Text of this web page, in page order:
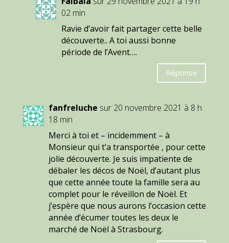
02 min
Ravie d’avoir fait partager cette belle
découverte.. A toi aussi bonne
période de l’Avent….
Réponse
fanfreluche sur 20 novembre 2021 à 8 h
18 min
Merci à toi et – incidemment – à
Monsieur qui t’a transportée , pour cette
jolie découverte. Je suis impatiente de
débaler les décos de Noël, d’autant plus
que cette année toute la famille sera au
complet pour le réveillon de Noël. Et
j’espère que nous aurons l’occasion cette
année d’écumer toutes les deux le
marché de Noël à Strasbourg.